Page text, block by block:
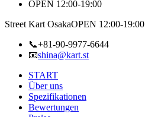
OPEN 12:00-19:00
Street Kart OsakaOPEN 12:00-19:00
📞+81-90-9977-6644
📧shina@kart.st
START
Über uns
Spezifikationen
Bewertungen